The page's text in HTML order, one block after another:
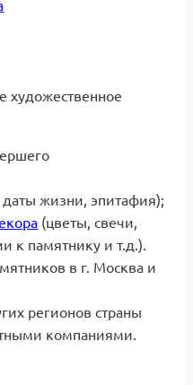
художественное
жизни, эпитафия);
(цветы, свечи,
к памятнику и т.д.).
в г. Москва и
регионов страны
компаниями.